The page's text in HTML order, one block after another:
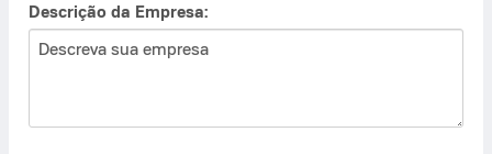
Descrição da Empresa: